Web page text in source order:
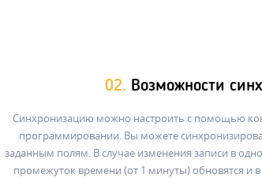
02. Возможности
Синхронизацию можно настроить с помощью
программировании. Вы можете
заданным полям. В случае изменения записи в
промежуток времени (от 1 минуты) обновятся и